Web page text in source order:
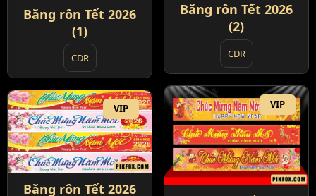
Băng rôn Tết 2026
(1)
CDR
Băng rôn Tết 2026
(2)
CDR
VIP
VIP
Băng rôn Tết 2026